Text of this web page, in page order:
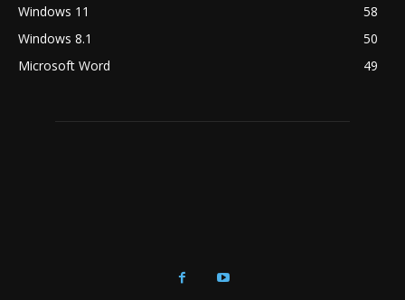
Windows 11
58
Windows 8.1
50
Microsoft Word
49